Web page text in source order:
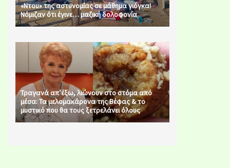
«Ντου» της αστυνομίας σε μάθημα γιόγκα!
Νόμιζαν ότι έγινε… μαζική δολοφονία
Τραγανά απ’έξω, λιώνουν στο στόμα από
μέσα: Τα μελομακάρονα της Βέφας & το
μυστικό που θα τους ξετρελάνει όλους